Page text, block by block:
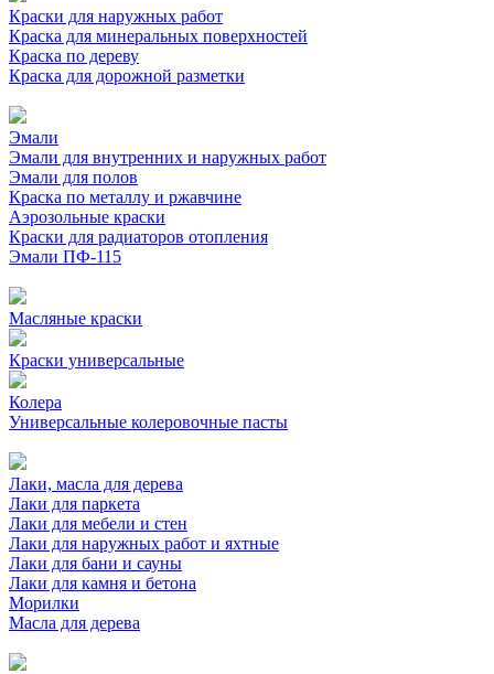
Краски для наружных работ
Краска для минеральных поверхностей
Краска по дереву
Краска для дорожной разметки
Эмали
Эмали для внутренних и наружных работ
Эмали для полов
Краска по металлу и ржавчине
Аэрозольные краски
Краски для радиаторов отопления
Эмали ПФ-115
Масляные краски
Краски универсальные
Колера
Универсальные колеровочные пасты
Лаки, масла для дерева
Лаки для паркета
Лаки для мебели и стен
Лаки для наружных работ и яхтные
Лаки для бани и сауны
Лаки для камня и бетона
Морилки
Масла для дерева